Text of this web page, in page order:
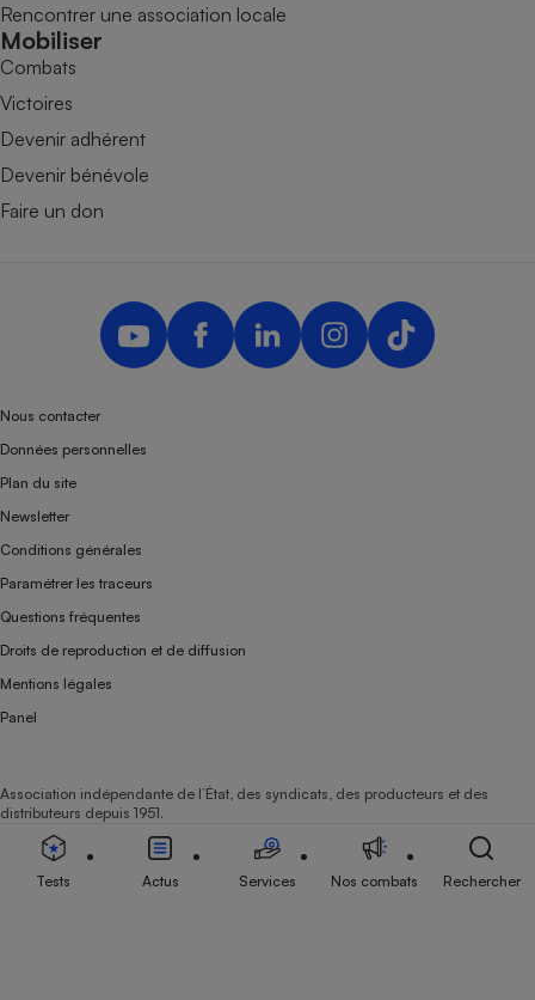
Rencontrer une association locale
Mobiliser
Combats
Victoires
Devenir adhérent
Devenir bénévole
Faire un don
Nous contacter
Données personnelles
Plan du site
Newsletter
Conditions générales
Paramétrer les traceurs
Questions fréquentes
Droits de reproduction et de diffusion
Mentions légales
Panel
Association indépendante de l’État, des syndicats, des producteurs et des
distributeurs depuis 1951.
Tests Actus Services Nos combats Rechercher